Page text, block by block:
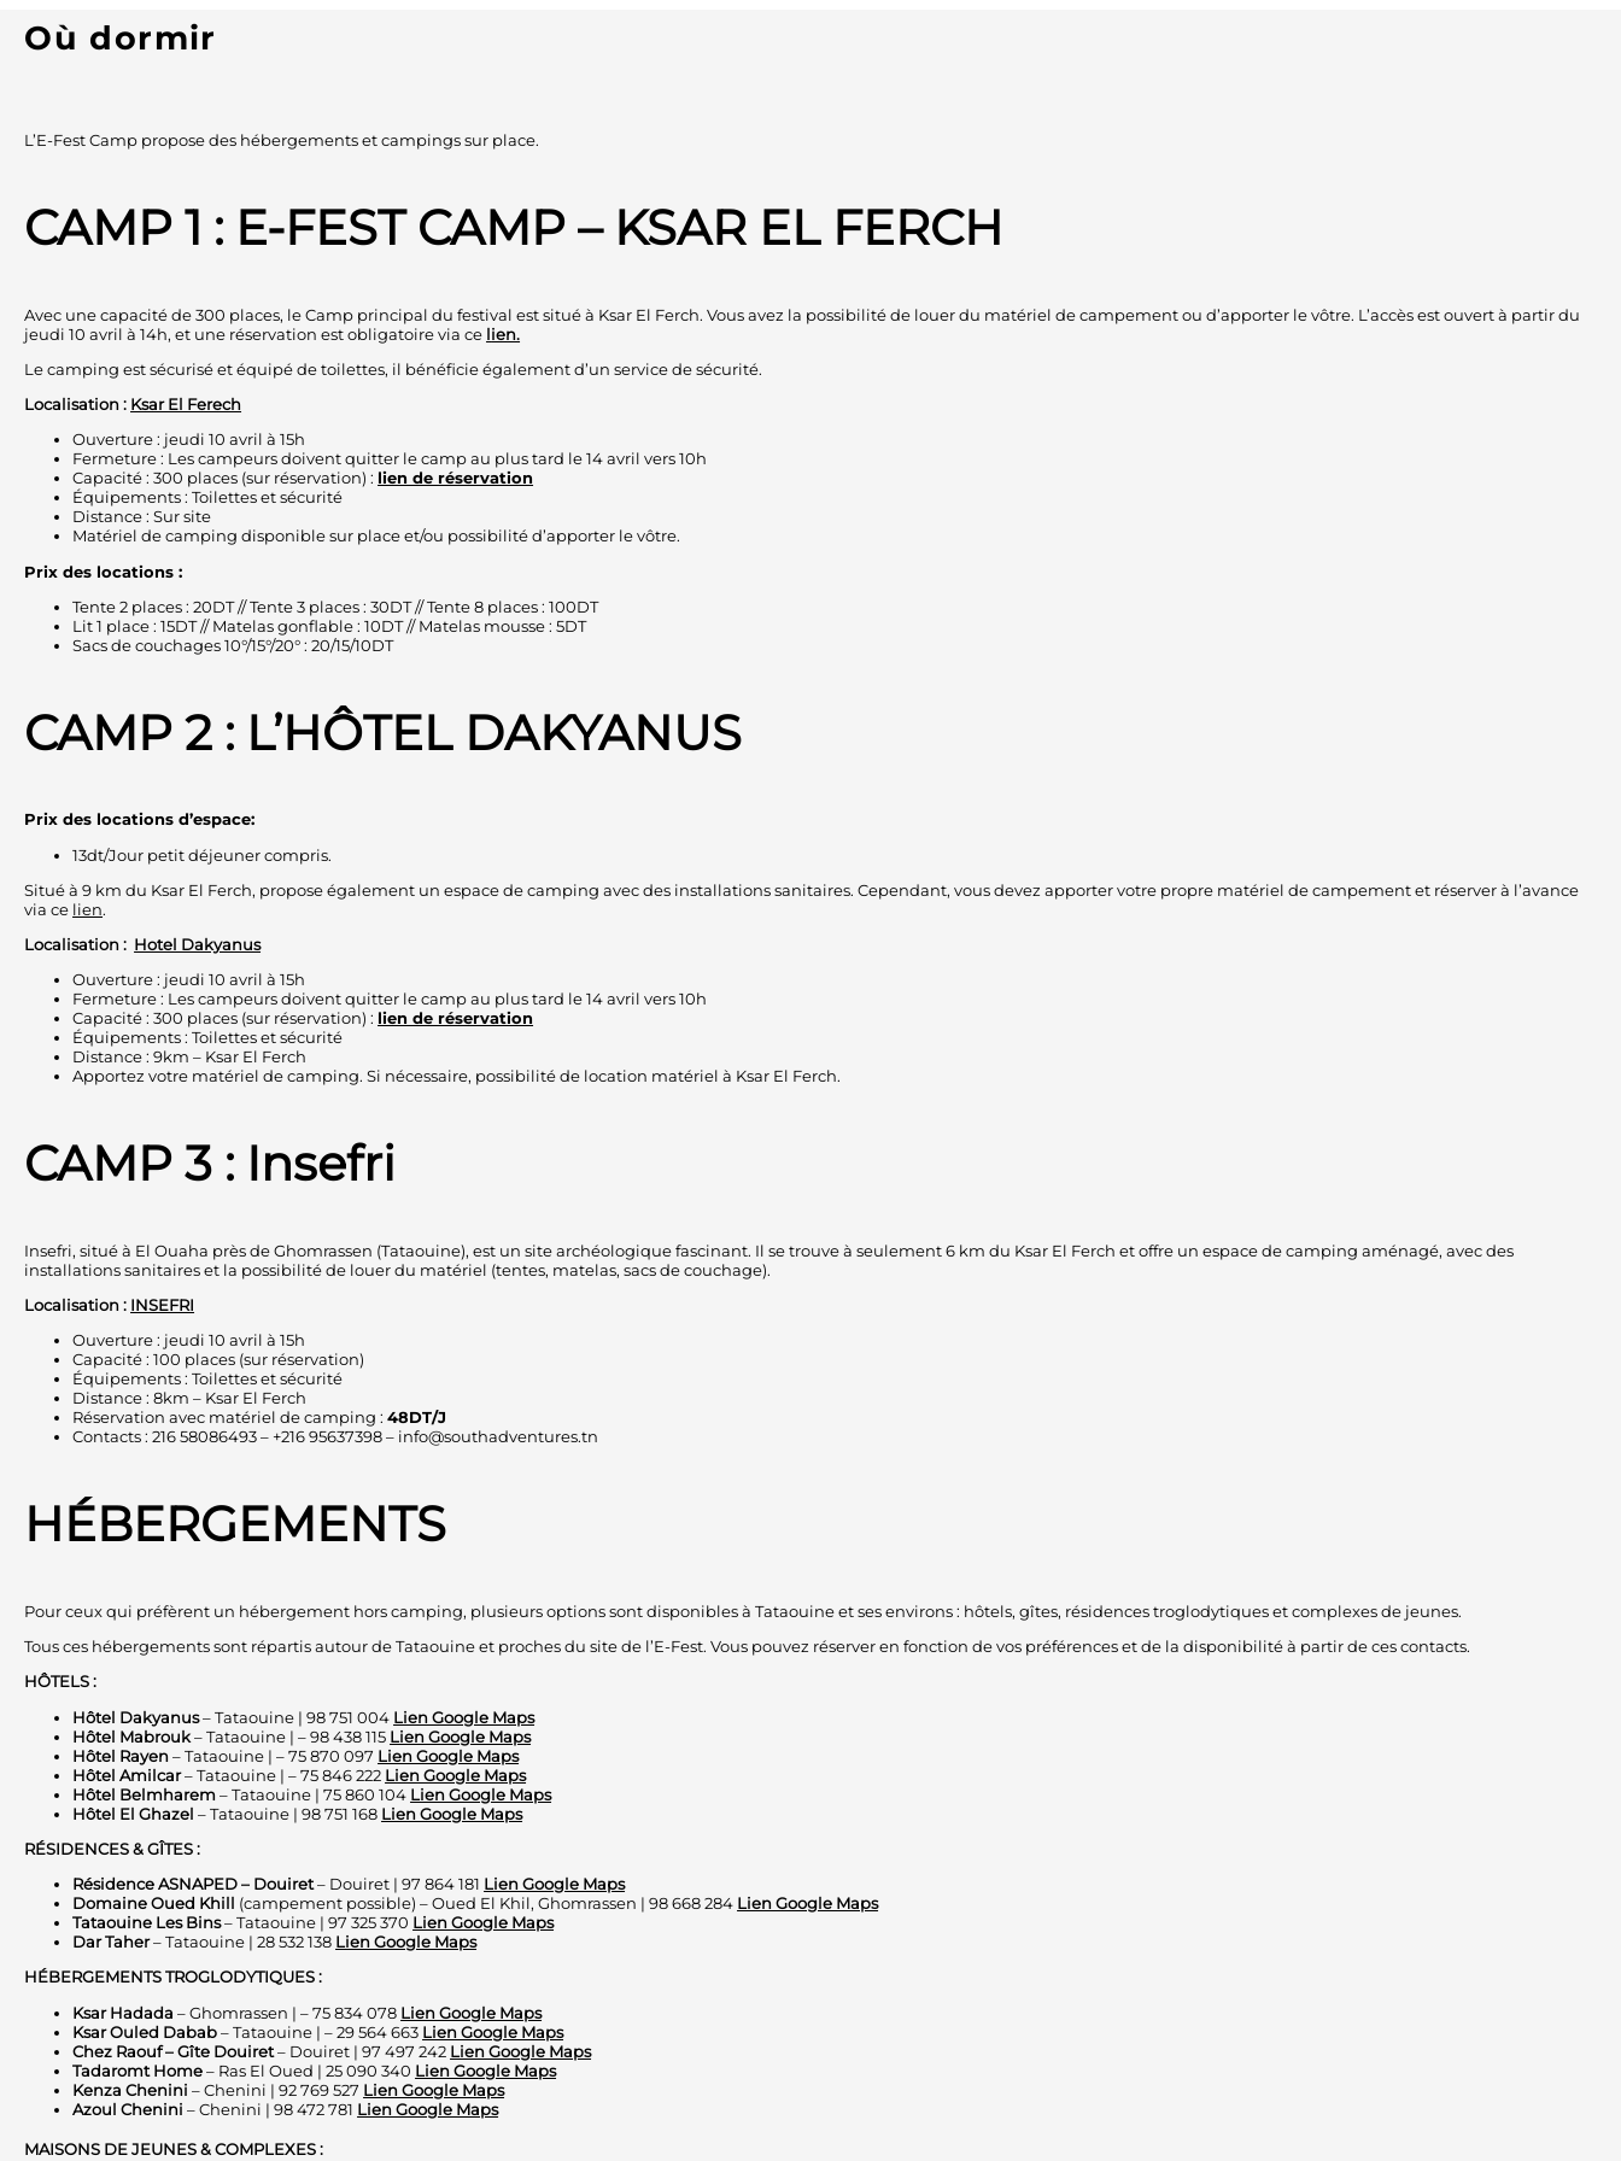
Où dormir
L’E-Fest Camp propose des hébergements et campings sur place.
CAMP 1 : E-FEST CAMP – KSAR EL FERCH
Avec une capacité de 300 places, le Camp principal du festival est situé à Ksar El Ferch. Vous avez la possibilité de louer du matériel de campement ou d’apporter le vôtre. L’accès est ouvert à partir du
jeudi 10 avril à 14h, et une réservation est obligatoire via ce lien.
Le camping est sécurisé et équipé de toilettes, il bénéficie également d’un service de sécurité.
Localisation : Ksar El Ferech
Ouverture : jeudi 10 avril à 15h
Fermeture : Les campeurs doivent quitter le camp au plus tard le 14 avril vers 10h
Capacité : 300 places (sur réservation) : lien de réservation
Équipements : Toilettes et sécurité
Distance : Sur site
Matériel de camping disponible sur place et/ou possibilité d’apporter le vôtre.
Prix des locations :
Tente 2 places : 20DT // Tente 3 places : 30DT // Tente 8 places : 100DT
Lit 1 place : 15DT // Matelas gonflable : 10DT // Matelas mousse : 5DT
Sacs de couchages 10°/15°/20° : 20/15/10DT
CAMP 2 : L’HÔTEL DAKYANUS
Prix des locations d’espace:
13dt/Jour petit déjeuner compris.
Situé à 9 km du Ksar El Ferch, propose également un espace de camping avec des installations sanitaires. Cependant, vous devez apporter votre propre matériel de campement et réserver à l’avance
via ce lien.
Localisation : Hotel Dakyanus
Ouverture : jeudi 10 avril à 15h
Fermeture : Les campeurs doivent quitter le camp au plus tard le 14 avril vers 10h
Capacité : 300 places (sur réservation) : lien de réservation
Équipements : Toilettes et sécurité
Distance : 9km – Ksar El Ferch
Apportez votre matériel de camping. Si nécessaire, possibilité de location matériel à Ksar El Ferch.
CAMP 3 : Insefri
Insefri, situé à El Ouaha près de Ghomrassen (Tataouine), est un site archéologique fascinant. Il se trouve à seulement 6 km du Ksar El Ferch et offre un espace de camping aménagé, avec des
installations sanitaires et la possibilité de louer du matériel (tentes, matelas, sacs de couchage).
Localisation : INSEFRI
Ouverture : jeudi 10 avril à 15h
Capacité : 100 places (sur réservation)
Équipements : Toilettes et sécurité
Distance : 8km – Ksar El Ferch
Réservation avec matériel de camping :48DT/J
Contacts : 216 58086493 – +216 95637398 – info@southadventures.tn
HÉBERGEMENTS
Pour ceux qui préfèrent un hébergement hors camping, plusieurs options sont disponibles à Tataouine et ses environs : hôtels, gîtes, résidences troglodytiques et complexes de jeunes.
Tous ces hébergements sont répartis autour de Tataouine et proches du site de l’E-Fest. Vous pouvez réserver en fonction de vos préférences et de la disponibilité à partir de ces contacts.
HÔTELS :
Hôtel Dakyanus– Tataouine | 98 751 004 Lien Google Maps
Hôtel Mabrouk– Tataouine | – 98 438 115 Lien Google Maps
Hôtel Rayen– Tataouine | – 75 870 097 Lien Google Maps
Hôtel Amilcar– Tataouine | – 75 846 222 Lien Google Maps
Hôtel Belmharem– Tataouine | 75 860 104 Lien Google Maps
Hôtel El Ghazel– Tataouine | 98 751 168 Lien Google Maps
RÉSIDENCES & GÎTES :
Résidence ASNAPED – Douiret– Douiret | 97 864 181 Lien Google Maps
Domaine Oued Khill (campement possible) – Oued El Khil, Ghomrassen | 98 668 284 Lien Google Maps
Tataouine Les Bins– Tataouine | 97 325 370 Lien Google Maps
Dar Taher– Tataouine | 28 532 138 Lien Google Maps
HÉBERGEMENTS TROGLODYTIQUES :
Ksar Hadada – Ghomrassen | – 75 834 078 Lien Google Maps
Ksar Ouled Dabab– Tataouine | – 29 564 663 Lien Google Maps
Chez Raouf – Gîte Douiret– Douiret | 97 497 242 Lien Google Maps
Tadaromt Home– Ras El Oued | 25 090 340 Lien Google Maps
Kenza Chenini – Chenini | 92 769 527 Lien Google Maps
Azoul Chenini – Chenini | 98 472 781 Lien Google Maps
MAISONS DE JEUNES & COMPLEXES :